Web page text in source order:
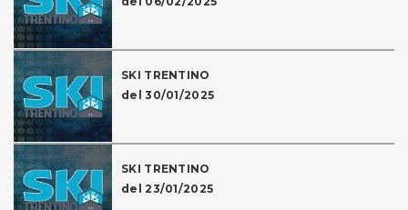
SKI TRENTINO
del 30/01/2025
SKI TRENTINO
del 23/01/2025